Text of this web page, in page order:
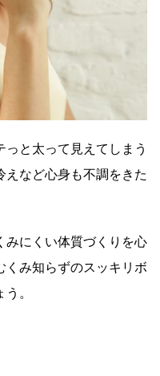
と太って見えてしまう
えなど心身も不調をきた
みにくい体質づくりを心
くみ知らずのスッキリボ
。